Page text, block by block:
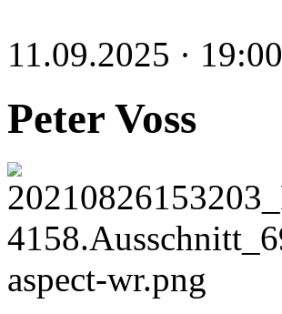
11.09.2025 · 19:00
Peter Voss